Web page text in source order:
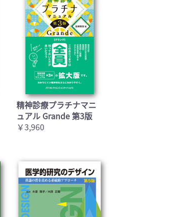
精神診療プラチナマニ
ュアル Grande 第3版
￥3,960